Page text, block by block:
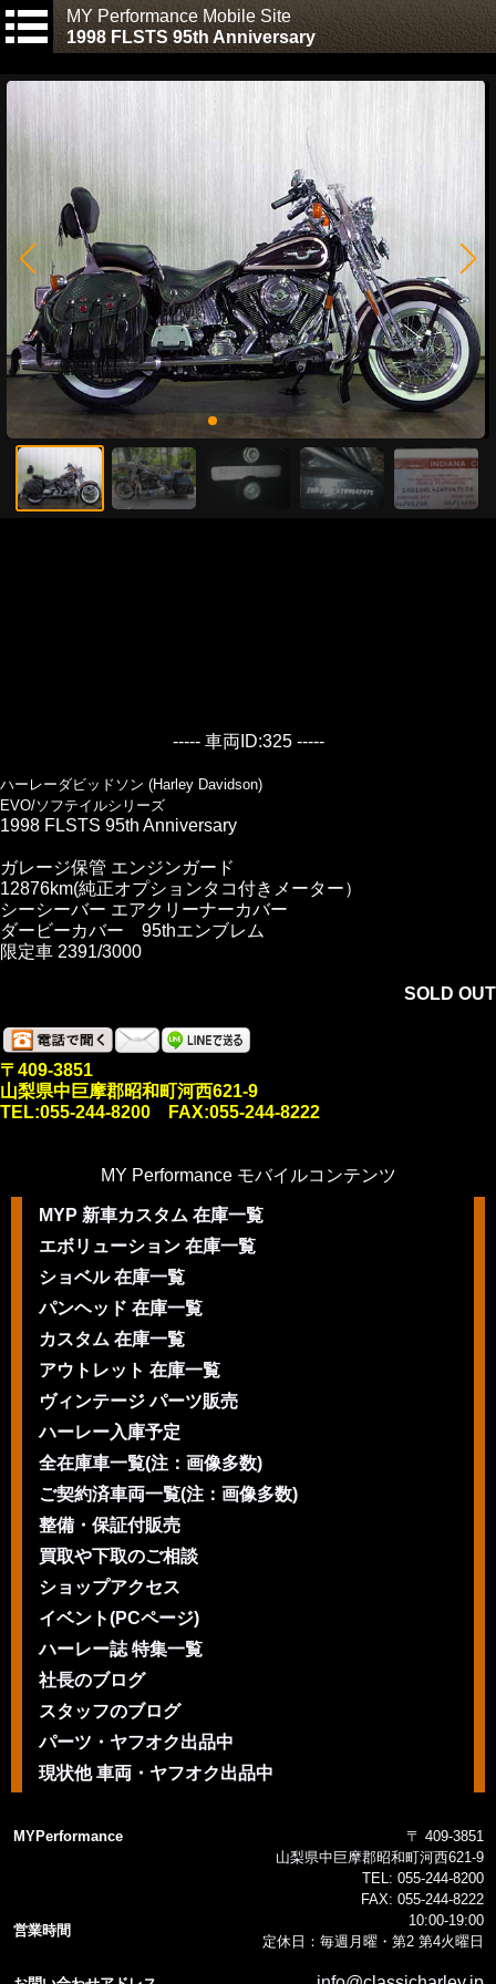
MY Performance Mobile Site
1998 FLSTS 95th Anniversary
----- 車両ID:325 -----
ハーレーダビッドソン (Harley Davidson)
EVO/ソフテイルシリーズ
1998 FLSTS 95th Anniversary
ガレージ保管 エンジンガード
12876km(純正オプションタコ付きメーター）
シーシーバー エアクリーナーカバー
ダービーカバー 95thエンブレム
限定車 2391/3000
SOLD OUT
〒409-3851
山梨県中巨摩郡昭和町河西621-9
TEL:055-244-8200 FAX:055-244-8222
MY Performance モバイルコンテンツ
MYP 新車カスタム 在庫一覧
エボリューション 在庫一覧
ショベル 在庫一覧
パンヘッド 在庫一覧
カスタム 在庫一覧
アウトレット 在庫一覧
ヴィンテージ パーツ販売
ハーレー入庫予定
全在庫車一覧(注：画像多数)
ご契約済車両一覧(注：画像多数)
整備・保証付販売
買取や下取のご相談
ショップアクセス
イベント(PCページ)
ハーレー誌 特集一覧
社長のブログ
スタッフのブログ
パーツ・ヤフオク出品中
現状他 車両・ヤフオク出品中
MYPerformance
〒 409-3851
山梨県中巨摩郡昭和町河西621-9
TEL: 055-244-8200
FAX: 055-244-8222
営業時間
10:00-19:00
定休日：毎週月曜・第2 第4火曜日